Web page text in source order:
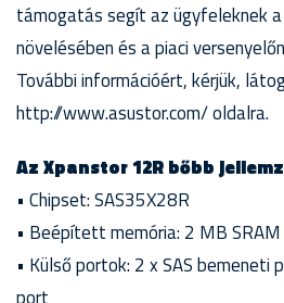
támogatás segít az ügyfeleknek
növelésében és a piaci
További információért, kérjük,
http://www.asustor.com/ oldalra.
Az Xpanstor 12R bőbb
• Chipset: SAS35X28R
• Beépített memória: 2 MB
• Külső portok: 2 x SAS bemeneti